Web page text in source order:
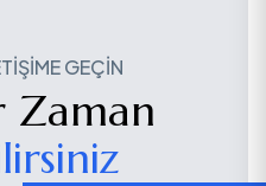
GEÇIN
Zaman